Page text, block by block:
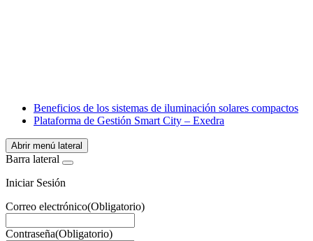
WhatsApp
Beneficios de los sistemas de iluminación solares compactos
Plataforma de Gestión Smart City – Exedra
Abrir menú lateral
Barra lateral
Iniciar Sesión
Correo electrónico(Obligatorio)
Contraseña(Obligatorio)